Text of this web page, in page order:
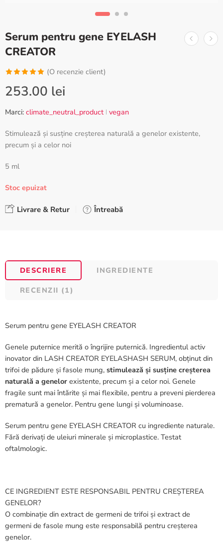
Serum pentru gene EYELASH
CREATOR
Evaluat la
5.00din 5
pe baza
unei singure
evaluări
(O recenzie client)
253.00 lei
Marci: climate_neutral_product vegan
Stimulează și susține creșterea naturală a genelor existente,
precum și a celor noi
5 ml
Stoc epuizat
Livrare & Retur Întreabă
DESCRIERE
INGREDIENTE
RECENZII (1)
Serum pentru gene EYELASH CREATOR
Genele puternice merită o îngrijire puternică. Ingredientul activ
inovator din LASH CREATOR EYELASHASH SERUM, obținut din
trifoi de pădure și fasole mung, stimulează și susține creșterea
naturală a genelor existente, precum și a celor noi. Genele
fragile sunt mai întărite și mai flexibile, pentru a preveni pierderea
prematură a genelor. Pentru gene lungi și voluminoase.
Serum pentru gene EYELASH CREATOR cu ingrediente naturale.
Fără derivați de uleiuri minerale și microplastice. Testat
oftalmologic.
CE INGREDIENT ESTE RESPONSABIL PENTRU CREȘTEREA
GENELOR?
O combinație din extract de germeni de trifoi și extract de
germeni de fasole mung este responsabilă pentru creșterea
genelor.